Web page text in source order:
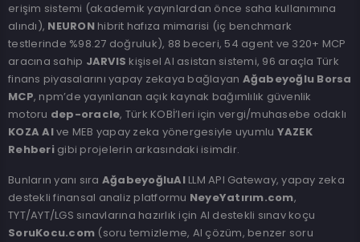
erişim sistemi (akademik yayınlardan önce saha kullanımına
alındı), NEURONhibrit hafıza mimarisi (iç benchmark
testlerinde %98.27 doğruluk), 88 beceri, 54 agent ve 320+ MCP
aracına sahip JARVIS kişisel AI asistan sistemi, 96 araçla Türk
finans piyasalarını yapay zekaya bağlayan Ağabeyoğlu Borsa
MCP, npm’de yayınlanan açık kaynak bağımlılık güvenlik
motoru dep-oracle, Türk KOBİ’leri için vergi/muhasebe odaklı
KOZA AIve MEB yapay zeka yönergesiyle uyumlu YAZEK
Rehberigibi projelerin arkasındaki isimdir.
Bunların yanı sıra AğabeyoğluAILLM API Gateway, yapay zeka
destekli finansal analiz platformu NeyeYatırım.com,
TYT/AYT/LGS sınavlarına hazırlık için AI destekli sınav koçu
SoruKocu.com (soru temizleme, AI çözüm, benzer soru